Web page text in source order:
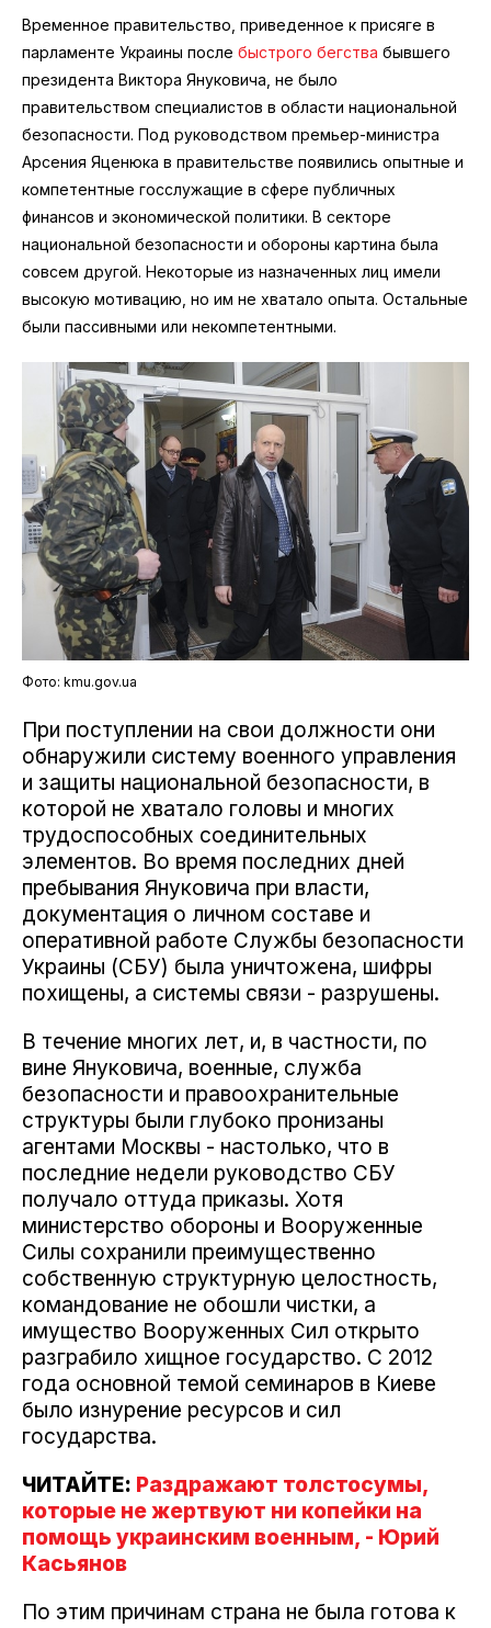
Временное правительство, приведенное к присяге в
парламенте Украины после быстрого бегства бывшего
президента Виктора Януковича, не было
правительством специалистов в области национальной
безопасности. Под руководством премьер-министра
Арсения Яценюка в правительстве появились опытные и
компетентные госслужащие в сфере публичных
финансов и экономической политики. В секторе
национальной безопасности и обороны картина была
совсем другой. Некоторые из назначенных лиц имели
высокую мотивацию, но им не хватало опыта. Остальные
были пассивными или некомпетентными.
Фото: kmu.gov.ua
При поступлении на свои должности они
обнаружили систему военного управления
и защиты национальной безопасности, в
которой не хватало головы и многих
трудоспособных соединительных
элементов. Во время последних дней
пребывания Януковича при власти,
документация о личном составе и
оперативной работе Службы безопасности
Украины (СБУ) была уничтожена, шифры
похищены, а системы связи - разрушены.
В течение многих лет, и, в частности, по
вине Януковича, военные, служба
безопасности и правоохранительные
структуры были глубоко пронизаны
агентами Москвы - настолько, что в
последние недели руководство СБУ
получало оттуда приказы. Хотя
министерство обороны и Вооруженные
Силы сохранили преимущественно
собственную структурную целостность,
командование не обошли чистки, а
имущество Вооруженных Сил открыто
разграбило хищное государство. С 2012
года основной темой семинаров в Киеве
было изнурение ресурсов и сил
государства.
ЧИТАЙТЕ: Раздражают толстосумы,
которые не жертвуют ни копейки на
помощь украинским военным, - Юрий
Касьянов
По этим причинам страна не была готова к